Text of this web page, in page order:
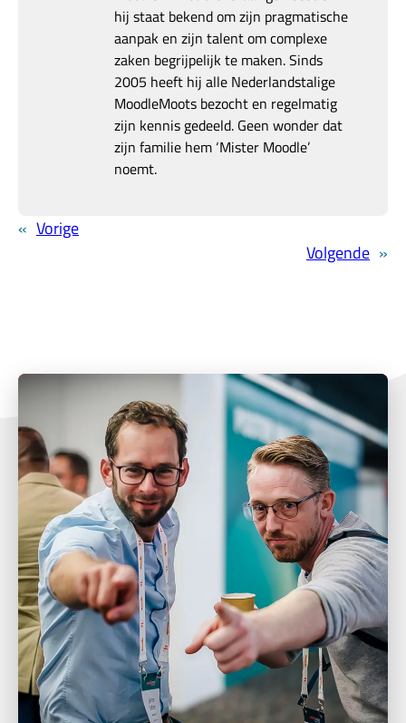
hij staat bekend om zijn pragmatische
aanpak en zijn talent om complexe
zaken begrijpelijk te maken. Sinds
2005 heeft hij alle Nederlandstalige
MoodleMoots bezocht en regelmatig
zijn kennis gedeeld. Geen wonder dat
zijn familie hem ‘Mister Moodle’
noemt.
« Vorige
Volgende »